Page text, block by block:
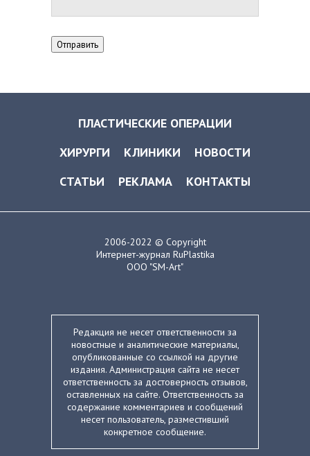
ПЛАСТИЧЕСКИЕ ОПЕРАЦИИ
ХИРУРГИ
КЛИНИКИ
НОВОСТИ
СТАТЬИ
РЕКЛАМА КОНТАКТЫ
2006-2022 © Copyright
Интернет-журнал RuPlastika
ООО "SM-Art"
Редакция не несет ответственности за
новостные и аналитические материалы,
опубликованные со ссылкой на другие
издания. Администрация сайта не несет
ответственность за достоверность отзывов,
оставленных на сайте. Ответственность за
содержание комментариев и сообщений
несет пользователь, разместивший
конкретное сообщение.